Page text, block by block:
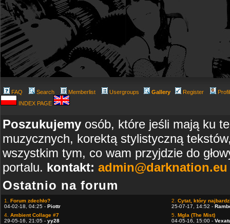
FAQ Search Memberlist Usergroups Gallery Register
INDEX PAGE
Poszukujemy osób, które jeśli mają ku
muzycznych, korektą stylistyczną
wszystkim tym, co wam przyjdzie do
portalu. kontakt: admin@darknation.eu
Ostatnio na forum
1. Forum zdechło?
04-02-18, 04:25 - Piottr
2. Cytat, który
25-07-17, 14:52 -
4. Ambient Collage #7
29-05-16, 21:05 - yy28
5. Mgla (The Mist)
04-05-16, 15:00 -